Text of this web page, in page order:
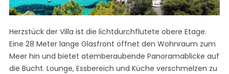
Herzstück der Villa ist die lichtdurchflutete obere Etage.
Eine 28 Meter lange Glasfront öffnet den Wohnraum zum
Meer hin und bietet atemberaubende Panoramablicke auf
die Bucht. Lounge, Essbereich und Küche verschmelzen zu